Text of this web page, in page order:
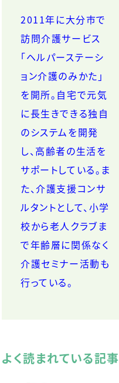
2011年に大分市で
訪問介護サービス
「ヘルパーステーシ
ョン介護のみかた」
を開所。自宅で元気
に長生きできる独自
のシステムを開発
し、高齢者の生活を
サポートしている。ま
た、介護支援コンサ
ルタントとして、小学
校から老人クラブま
で年齢層に関係なく
介護セミナー活動も
行っている。
よく読まれている記事